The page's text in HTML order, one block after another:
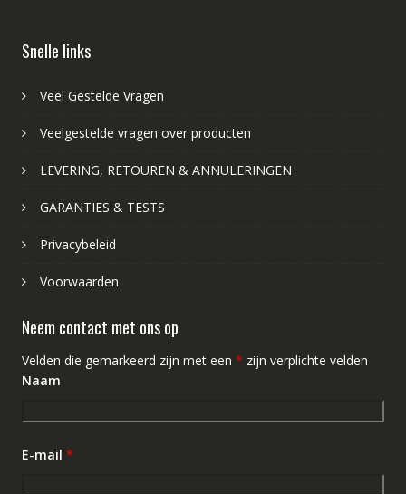
Snelle links
Veel Gestelde Vragen
Veelgestelde vragen over producten
LEVERING, RETOUREN & ANNULERINGEN
GARANTIES & TESTS
Privacybeleid
Voorwaarden
Neem contact met ons op
Velden die gemarkeerd zijn met een * zijn verplichte velden
Naam
E-mail *